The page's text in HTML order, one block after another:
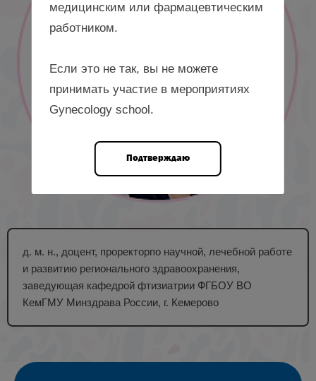
д. м. н., доцент, проректорпо научной, лечебной работе
и развитию регионального здравоохранения,
заведующая кафедрой фтизиатрии ФГБОУ ВО
КемГМУ Минздрава России, г. Кемерово
медицинским или фармацевтическим
работником.
Если это не так, вы не можете
принимать участие в мероприятиях
Gynecology school.
Подтверждаю